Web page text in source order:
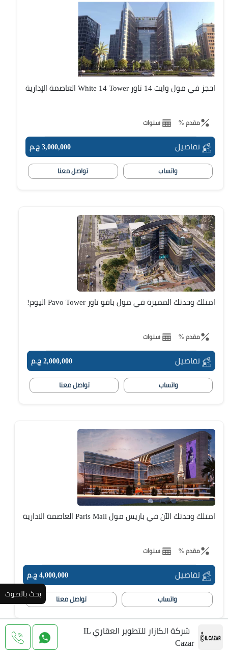
احجز في مول وايت 14 تاور White 14 Tower العاصمة الإدارية
مقدم % سنوات
تفاصيل 3,000,000 ج.م
واتساب تواصل معنا
امتلك وحدتك المميزة في مول بافو تاور Pavo Tower اليوم!
مقدم % سنوات
تفاصيل 2,000,000 ج.م
واتساب تواصل معنا
امتلك وحدتك الآن في باريس مول Paris Mall العاصمة الادارية
مقدم % سنوات
تفاصيل 4,000,000 ج.م
واتساب تواصل معنا
بحث بالصوت
شركة الكازار للتطوير العقاري IL
Cazar